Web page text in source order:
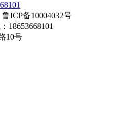
ICP备10004032号
18653668101
10号